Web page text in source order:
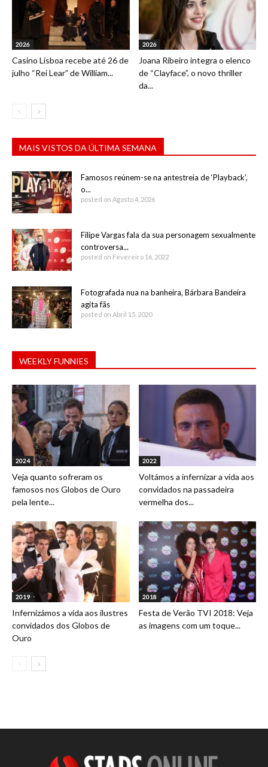
2026
Casino Lisboa recebe até 26 de
julho “Rei Lear” de William...
2026
Joana Ribeiro integra o elenco
de “Clayface”, o novo thriller
da...
MAIS VISTOS DA ÚLTIMA SEMANA
Famosos reúnem-se na antestreia de ‘Playback’,
o...
posted on Agosto 4, 2026
Filipe Vargas fala da sua personagem sexualmente
controversa...
posted on Fevereiro 16, 2022
Fotografada nua na banheira, Bárbara Bandeira
agita fãs
posted on Abril 15, 2020
WEEKLY FUNNIES
2024
Veja quanto sofreram os
famosos nos Globos de Ouro
pela lente...
2022
Voltámos a infernizar a vida aos
convidados na passadeira
vermelha dos...
2019
Infernizámos a vida aos ilustres
convidados dos Globos de
Ouro
2018
Festa de Verão TVI 2018: Veja
as imagens com um toque...